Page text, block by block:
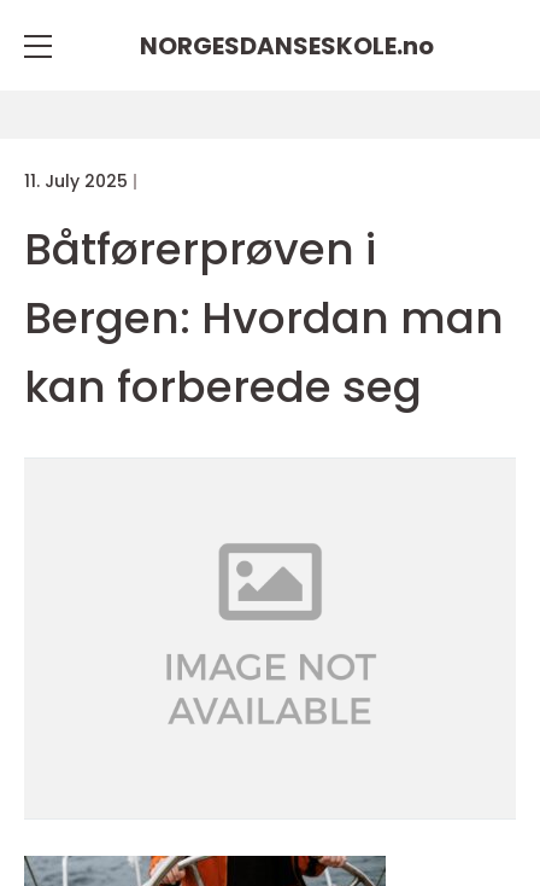
NORGESDANSESKOLE.no
11. July 2025
Båtførerprøven i
Bergen: Hvordan man
kan forberede seg